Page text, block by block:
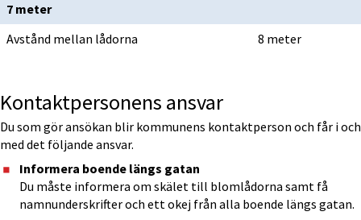
7 meter
Avstånd mellan lådorna
8 meter
Kontaktpersonens ansvar
Du som gör ansökan blir kommunens kontaktperson och får i och
med det följande ansvar.
Informera boende längs gatan
Du måste informera om skälet till blomlådorna samt få
namnunderskrifter och ett okej från alla boende längs gatan.